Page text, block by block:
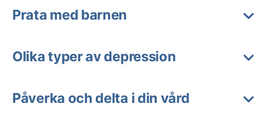
Prata med barnen
Olika typer av depression
Påverka och delta i din vård